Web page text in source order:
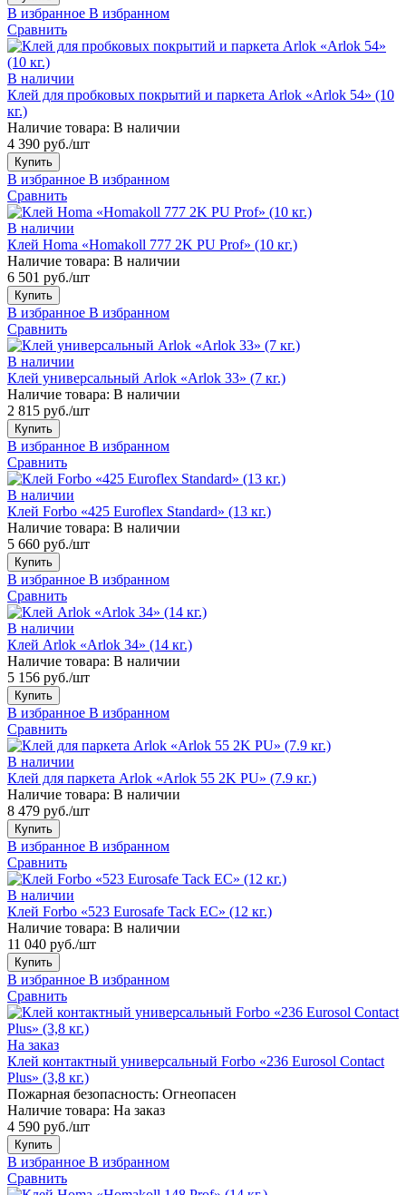
В избранное В избранном
Сравнить
В наличии
Клей для пробковых покрытий и паркета Arlok «Arlok 54» (10
кг.)
Наличие товара: В наличии
4 390 руб./шт
Купить
В избранное В избранном
Сравнить
В наличии
Клей Homa «Homakoll 777 2K PU Prof» (10 кг.)
Наличие товара: В наличии
6 501 руб./шт
Купить
В избранное В избранном
Сравнить
В наличии
Клей универсальный Arlok «Arlok 33» (7 кг.)
Наличие товара: В наличии
2 815 руб./шт
Купить
В избранное В избранном
Сравнить
В наличии
Клей Forbo «425 Euroflex Standard» (13 кг.)
Наличие товара: В наличии
5 660 руб./шт
Купить
В избранное В избранном
Сравнить
В наличии
Клей Arlok «Arlok 34» (14 кг.)
Наличие товара: В наличии
5 156 руб./шт
Купить
В избранное В избранном
Сравнить
В наличии
Клей для паркета Arlok «Arlok 55 2K PU» (7.9 кг.)
Наличие товара: В наличии
8 479 руб./шт
Купить
В избранное В избранном
Сравнить
В наличии
Клей Forbo «523 Eurosafe Tack EC» (12 кг.)
Наличие товара: В наличии
11 040 руб./шт
Купить
В избранное В избранном
Сравнить
На заказ
Клей контактный универсальный Forbo «236 Eurosol Contact
Plus» (3,8 кг.)
Пожарная безопасность: Огнеопасен
Наличие товара: На заказ
4 590 руб./шт
Купить
В избранное В избранном
Сравнить